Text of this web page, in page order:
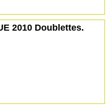
2010 Doublettes.